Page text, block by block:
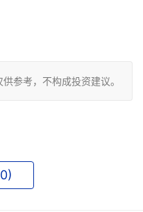
参考，不构成投资建议。
0)